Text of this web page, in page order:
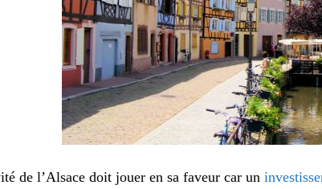
de l’Alsace doit jouer en sa faveur car un